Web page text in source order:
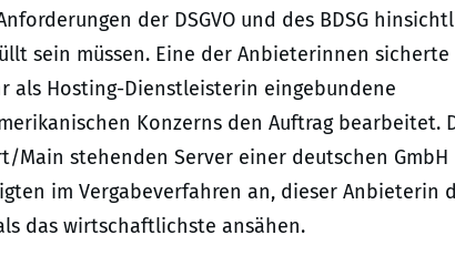
der DSGVO und des BDSG
sein müssen. Eine der Anbieterinnen sicherte
als Hosting-Dienstleisterin eingebundene
Konzerns den Auftrag bearbeitet.
Main stehenden Server einer deutschen GmbH
im Vergabeverfahren an, dieser Anbieterin
das wirtschaftlichste ansähen.